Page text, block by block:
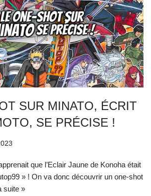
SUR MINATO, ÉCRIT
SE PRÉCISE !
que l’Eclair Jaune de Konoha était
» ! On va donc découvrir un one-shot
suite »